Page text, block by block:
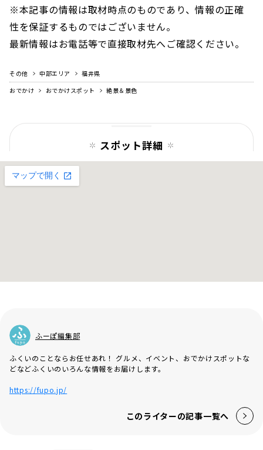
※本記事の情報は取材時点のものであり、情報の正確
性を保証するものではございません。
最新情報はお電話等で直接取材先へご確認ください。
その他 中部エリア
福井県
おでかけ
おでかけスポット 絶景＆景色
スポット詳細
ふーぽ編集部
ふくいのことならお任せあれ！ グルメ、イベント、おでかけスポットな
どなどふくいのいろんな情報をお届けします。
https://fupo.jp/
このライターの記事一覧へ